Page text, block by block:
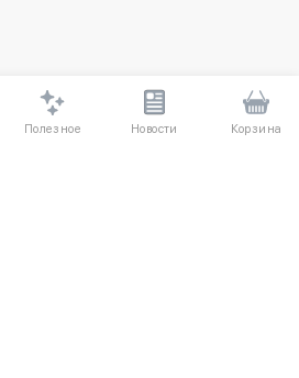
Полезное Новости Корзина